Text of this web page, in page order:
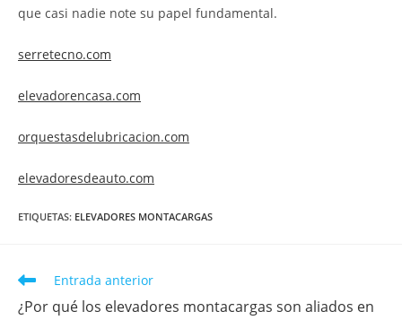
que casi nadie note su papel fundamental.
serretecno.com
elevadorencasa.com
orquestasdelubricacion.com
elevadoresdeauto.com
ETIQUETAS: ELEVADORES MONTACARGAS
Entrada anterior
¿Por qué los elevadores montacargas son aliados en